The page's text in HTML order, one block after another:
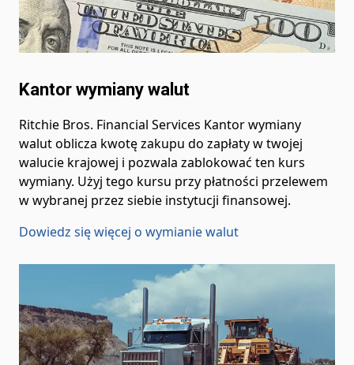
Kantor wymiany walut
Ritchie Bros. Financial Services Kantor wymiany
walut oblicza kwotę zakupu do zapłaty w twojej
walucie krajowej i pozwala zablokować ten kurs
wymiany. Użyj tego kursu przy płatności przelewem
w wybranej przez siebie instytucji finansowej.
Dowiedz się więcej o wymianie walut